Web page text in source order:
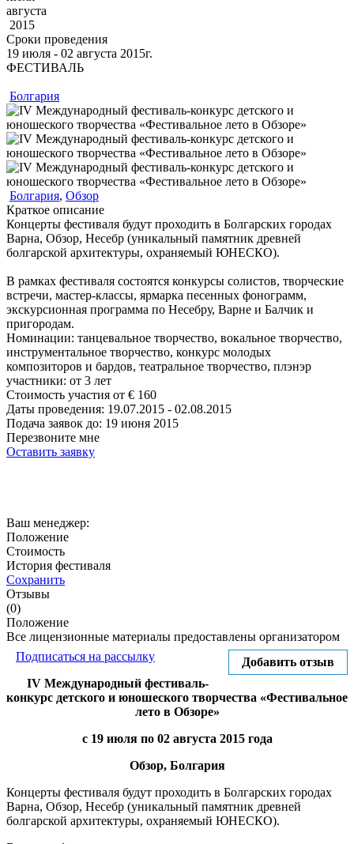
августа
2015
Сроки проведения
19 июля ‐ 02 августа 2015г.
ФЕСТИВАЛЬ
Болгария
Болгария, Обзор
Краткое описание
Концерты фестиваля будут проходить в Болгарских городах
Варна, Обзор, Несебр (уникальный памятник древней
болгарской архитектуры, охраняемый ЮНЕСКО).
В рамках фестиваля состоятся конкурсы солистов, творческие
встречи, мастер-классы, ярмарка песенных фонограмм,
экскурсионная программа по Несебру, Варне и Балчик и
пригородам.
Номинации: танцевальное творчество, вокальное творчество,
инструментальное творчество, конкурс молодых
композиторов и бардов, театральное творчество, плэнэр
участники: от 3 лет
Стоимость участия от € 160
Даты проведения: 19.07.2015 - 02.08.2015
Подача заявок до: 19 июня 2015
Перезвоните мне
Оставить заявку
Ваш менеджер:
Положение
Стоимость
История фестиваля
Сохранить
Отзывы
(0)
Положение
Все лицензионные материалы предоставлены организатором
Добавить отзыв
Подписаться на рассылку
IV Международный фестиваль-
конкурс детского и юношеского творчества «Фестивальное
лето в Обзоре»
с 19 июля по 02 августа 2015 года
Обзор, Болгария
Концерты фестиваля будут проходить в Болгарских городах
Варна, Обзор, Несебр (уникальный памятник древней
болгарской архитектуры, охраняемый ЮНЕСКО).